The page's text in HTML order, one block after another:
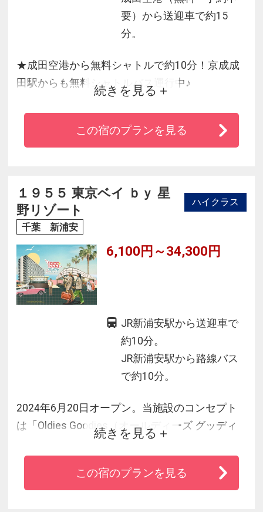
要）から送迎車で約15
分。
★成田空港から無料シャトルで約10分！京成成
田駅からも無料シャトルバス運行中♪
★マイカー派にもおすすめの成田ＩＣから車で1
分！電車でも車でもアクセス抜群♪
★全室にウォシュレット・無料ＷＩＦＩ完備！
続きを見る
この宿のプランを見る
１９５５ 東京ベイ ｂｙ 星
野リゾート
ハイクラス
千葉 新浦安
6,100円～34,300円
JR新浦安駅から送迎車で
約10分。
JR新浦安駅から路線バス
で約10分。
2024年6月20日オープン。当施設のコンセプト
は「Oldies Goodies（オールディーズ グッディ
ーズ）」。館内のデザインには、1955年頃のア
メリカの世界観をモチーフに展開します。加え
てテーマパークを目的に宿泊される方々にとっ
続きを見る
この宿のプランを見る